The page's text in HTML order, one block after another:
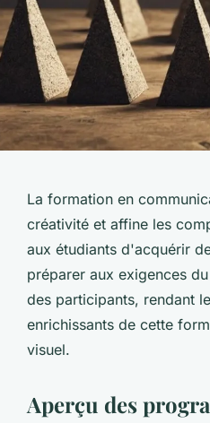
La formation en
créativité et affine les
aux étudiants d'acquérir
préparer aux exigences
des participants, rendant
enrichissants de cette
visuel.
Aperçu des